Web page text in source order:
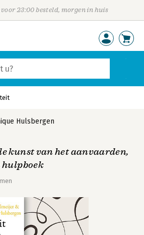
23:00 besteld, morgen in huis
Hulsbergen
kunst van het aanvaarden,